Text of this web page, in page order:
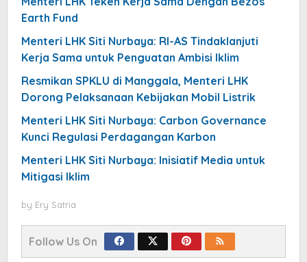
Earth Fund
Menteri LHK Siti Nurbaya: RI-AS Tindaklanjuti
Kerja Sama untuk Penguatan Ambisi Iklim
Resmikan SPKLU di Manggala, Menteri LHK
Dorong Pelaksanaan Kebijakan Mobil Listrik
Menteri LHK Siti Nurbaya: Carbon Governance
Kunci Regulasi Perdagangan Karbon
Menteri LHK Siti Nurbaya: Inisiatif Media untuk
Mitigasi Iklim
by Ery Satria
Follow Us On